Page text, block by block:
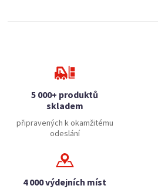
5 000+ produktů
skladem
připravených k okamžitému
odeslání
4 000 výdejních míst